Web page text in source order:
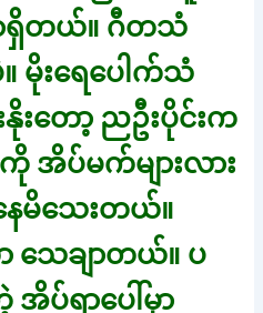
ရှိတယ်။ ဂီတသံ
မိုးရေပေါက်သံ
းတော့ ညဦးပိုင်းက
အိပ်မက်များလား
ေမိသေးတယ်။
ေချာတယ်။ ပ
ပ်ရာပေါ်မှာ